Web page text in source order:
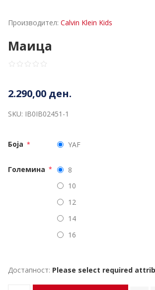
Производител: Calvin Klein Kids
Маица
2.290,00 ден.
SKU: IB0IB02451-1
Боја * YAF
Големина *
8
10
12
14
16
Достапност: Please select required